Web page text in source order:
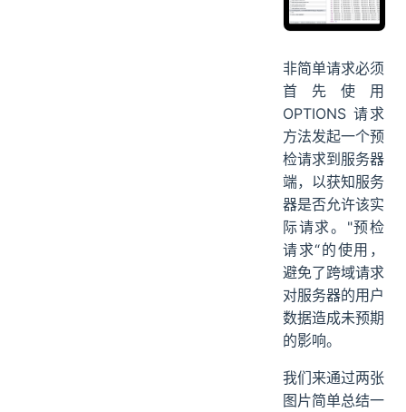
非简单请求必须
首先使用
OPTIONS 请求
方法发起一个预
检请求到服务器
端，以获知服务
器是否允许该实
际请求。"预检
请求“的使用，
避免了跨域请求
对服务器的用户
数据造成未预期
的影响。
我们来通过两张
图片简单总结一